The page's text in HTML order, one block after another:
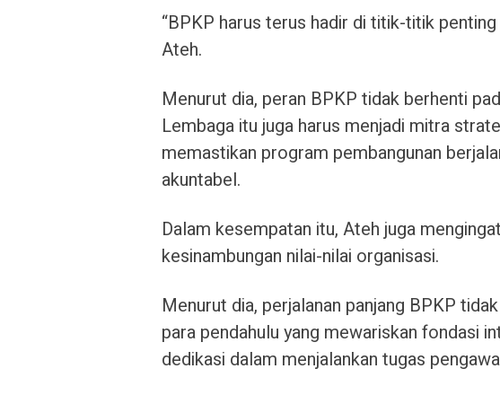
“BPKP harus terus hadir di titik-titik
Ateh.
Menurut dia, peran BPKP tidak berhenti
Lembaga itu juga harus menjadi mitra
memastikan program pembangunan
akuntabel.
Dalam kesempatan itu, Ateh juga
kesinambungan nilai-nilai organisasi.
Menurut dia, perjalanan panjang BPKP
para pendahulu yang mewariskan fondasi
dedikasi dalam menjalankan tugas